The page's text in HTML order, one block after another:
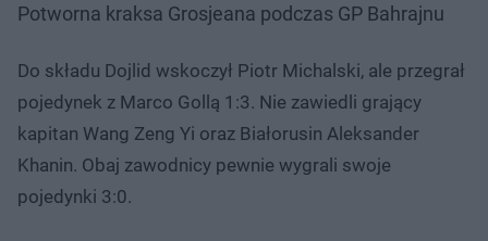
Potworna kraksa Grosjeana podczas GP Bahrajnu
Do składu Dojlid wskoczył Piotr Michalski, ale przegrał
pojedynek z Marco Gollą 1:3. Nie zawiedli grający
kapitan Wang Zeng Yi oraz Białorusin Aleksander
Khanin. Obaj zawodnicy pewnie wygrali swoje
pojedynki 3:0.